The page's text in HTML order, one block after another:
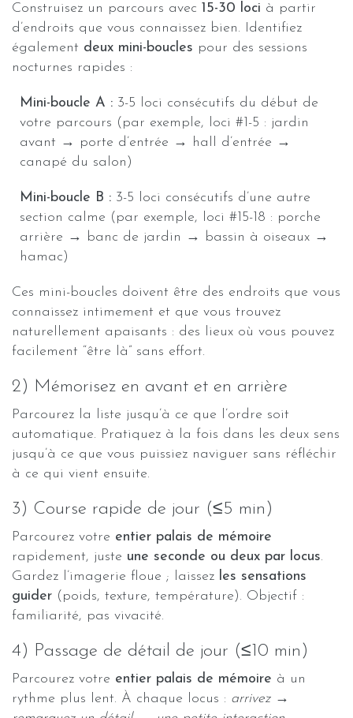
Construisez un parcours avec 15-30 loci à partir
d’endroits que vous connaissez bien. Identifiez
également deux mini-boucles pour des sessions
nocturnes rapides :
Mini-boucle A : 3-5 loci consécutifs du début de
votre parcours (par exemple, loci #1-5 : jardin
avant → porte d’entrée → hall d’entrée →
canapé du salon)
Mini-boucle B : 3-5 loci consécutifs d’une autre
section calme (par exemple, loci #15-18 : porche
arrière → banc de jardin → bassin à oiseaux →
hamac)
Ces mini-boucles doivent être des endroits que vous
connaissez intimement et que vous trouvez
naturellement apaisants : des lieux où vous pouvez
facilement “être là” sans effort.
2) Mémorisez en avant et en arrière
Parcourez la liste jusqu’à ce que l’ordre soit
automatique. Pratiquez à la fois dans les deux sens
jusqu’à ce que vous puissiez naviguer sans réfléchir
à ce qui vient ensuite.
3) Course rapide de jour (≤5 min)
Parcourez votre entier palais de mémoire
rapidement, juste une seconde ou deux par locus.
Gardez l’imagerie floue ; laissez les sensations
guider (poids, texture, température). Objectif :
familiarité, pas vivacité.
4) Passage de détail de jour (≤10 min)
Parcourez votre entier palais de mémoire à un
rythme plus lent. À chaque locus : arrivez →